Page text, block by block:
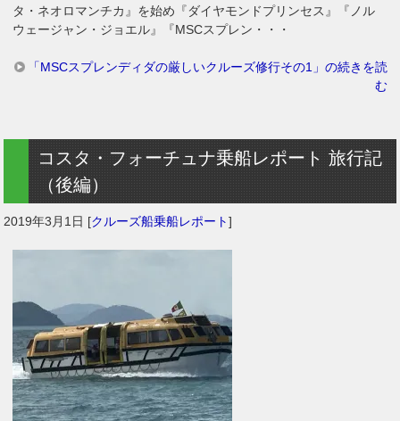
タ・ネオロマンチカ』を始め『ダイヤモンドプリンセス』『ノル
ウェージャン・ジョエル』『MSCスプレン・・・
「MSCスプレンディダの厳しいクルーズ修行その1」の続きを読
む
コスタ・フォーチュナ乗船レポート 旅行記
（後編）
2019年3月1日 [クルーズ船乗船レポート]